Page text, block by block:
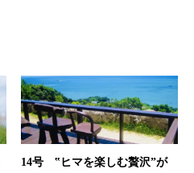
14号 ‟ヒマを楽しむ贅沢”が